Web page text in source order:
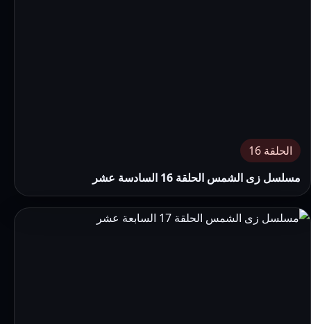
الحلقة 16
مسلسل زى الشمس الحلقة 16 السادسة عشر